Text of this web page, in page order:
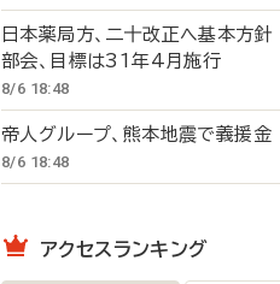
日本薬局方、二十改正へ基本
部会、目標は31年4月施行
8/6 18:48
帝人グループ、熊本地震で義援
8/6 18:48
アクセスランキング